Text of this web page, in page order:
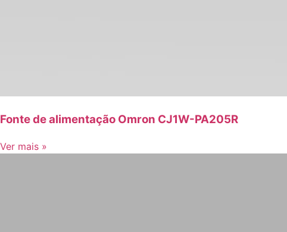
Fonte de alimentação Omron CJ1W-PA205R
Ver mais »